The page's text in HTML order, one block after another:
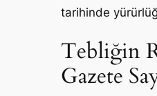
tarihinde
Tebliğin
Gazete